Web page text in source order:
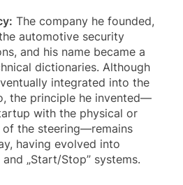
The company he founded,
automotive security
and his name became a
dictionaries. Although
integrated into the
the principle he invented—
with the physical or
the steering—remains
having evolved into
and „Start/Stop” systems.